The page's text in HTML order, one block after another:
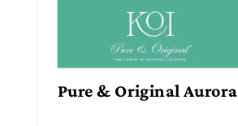
Pure & Original Aurora